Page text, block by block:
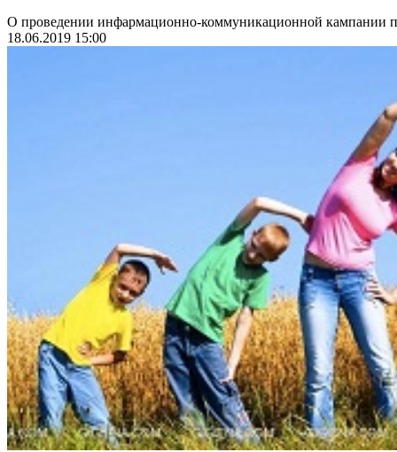
О проведении инфармационно-коммуникационной кампании
18.06.2019 15:00